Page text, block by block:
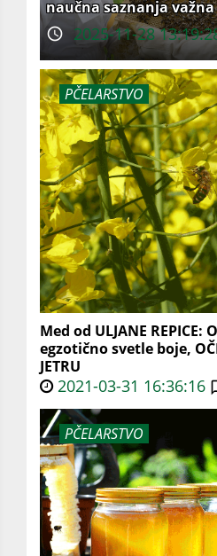
naučna saznanja važna
2025-11-28
PČELARSTVO
Med od ULJANE REPICE:
egzotično svetle boje,
JETRU
2021-03-31 16:36:16
PČELARSTVO